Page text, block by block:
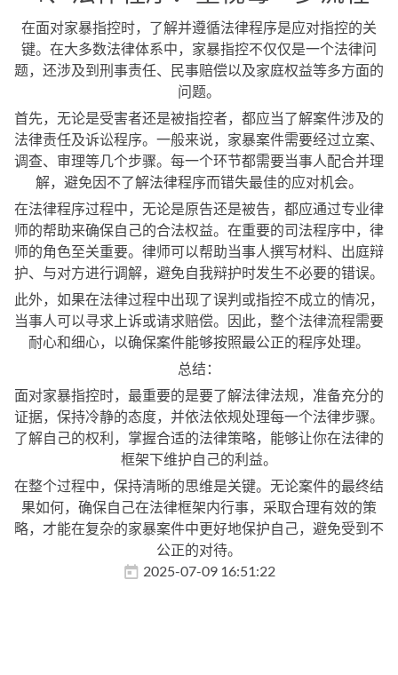
在面对家暴指控时，了解并遵循法律程序是应对指控的关
键。在大多数法律体系中，家暴指控不仅仅是一个法律问
题，还涉及到刑事责任、民事赔偿以及家庭权益等多方面的
问题。
首先，无论是受害者还是被指控者，都应当了解案件涉及的
法律责任及诉讼程序。一般来说，家暴案件需要经过立案、
调查、审理等几个步骤。每一个环节都需要当事人配合并理
解，避免因不了解法律程序而错失最佳的应对机会。
在法律程序过程中，无论是原告还是被告，都应通过专业律
师的帮助来确保自己的合法权益。在重要的司法程序中，律
师的角色至关重要。律师可以帮助当事人撰写材料、出庭辩
护、与对方进行调解，避免自我辩护时发生不必要的错误。
此外，如果在法律过程中出现了误判或指控不成立的情况，
当事人可以寻求上诉或请求赔偿。因此，整个法律流程需要
耐心和细心，以确保案件能够按照最公正的程序处理。
总结：
面对家暴指控时，最重要的是要了解法律法规，准备充分的
证据，保持冷静的态度，并依法依规处理每一个法律步骤。
了解自己的权利，掌握合适的法律策略，能够让你在法律的
框架下维护自己的利益。
在整个过程中，保持清晰的思维是关键。无论案件的最终结
果如何，确保自己在法律框架内行事，采取合理有效的策
略，才能在复杂的家暴案件中更好地保护自己，避免受到不
公正的对待。
2025-07-09 16:51:22